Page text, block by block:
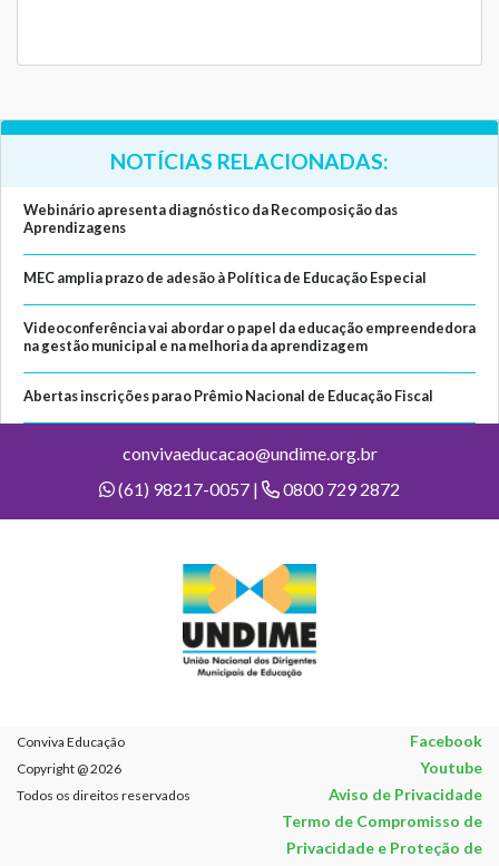
NOTÍCIAS RELACIONADAS:
Webinário apresenta diagnóstico da Recomposição das
Aprendizagens
MEC amplia prazo de adesão à Política de Educação Especial
Videoconferência vai abordar o papel da educação empreendedora
na gestão municipal e na melhoria da aprendizagem
Abertas inscrições para o Prêmio Nacional de Educação Fiscal
convivaeducacao@undime.org.br
(61) 98217-0057 |
0800 729 2872
Conviva Educação Facebook
Copyright @ 2026 Youtube
Todos os direitos reservados
Aviso de Privacidade
Termo de Compromisso de
Privacidade e Proteção de